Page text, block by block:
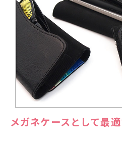
メガネケースとして最